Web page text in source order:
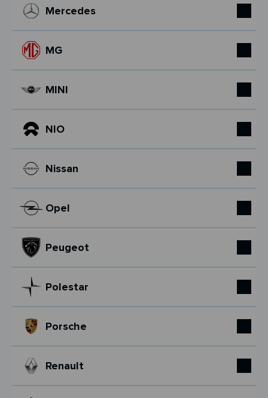
Mercedes
MG
MINI
NIO
Nissan
Opel
Peugeot
Polestar
Porsche
Renault